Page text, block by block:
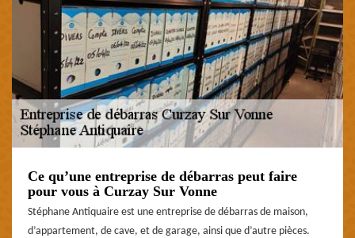
Ce qu’une entreprise de débarras peut faire
pour vous à Curzay Sur Vonne
Stéphane Antiquaire est une entreprise de débarras de maison,
d’appartement, de cave, et de garage, ainsi que d’autre pièces.